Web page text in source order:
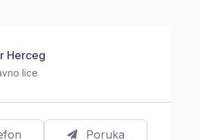
Herceg
lice
Poruka